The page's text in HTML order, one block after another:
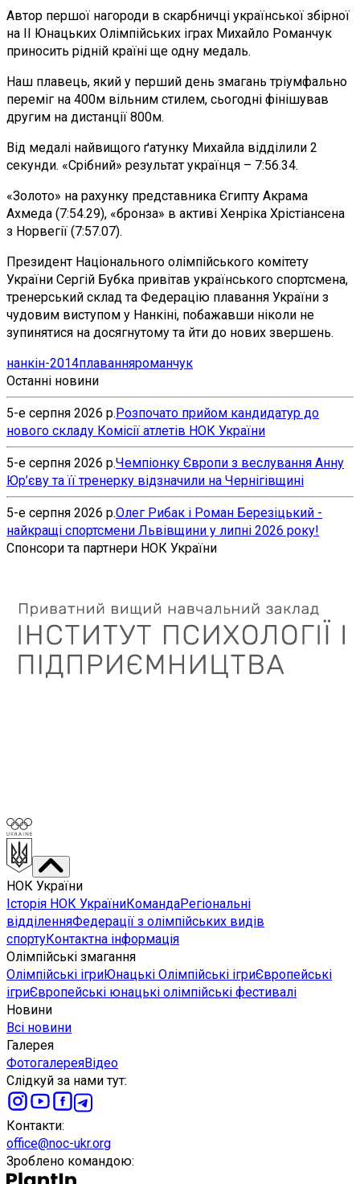
Автор першої нагороди в скарбничці української збірної
на ІІ Юнацьких Олімпійських іграх Михайло Романчук
приносить рідній країні ще одну медаль.
Наш плавець, який у перший день змагань тріумфально
переміг на 400м вільним стилем, сьогодні фінішував
другим на дистанції 800м.
Від медалі найвищого ґатунку Михайла відділили 2
секунди. «Срібний» результат українця – 7:56.34.
«Золото» на рахунку представника Єгипту Акрама
Ахмеда (7:54.29), «бронза» в активі Хенріка Хрістіансена
з Норвегії (7:57.07).
Президент Національного олімпійського комітету
України Сергій Бубка привітав українського спортсмена,
тренерський склад та Федерацію плавання України з
чудовим виступом у Нанкіні, побажавши ніколи не
зупинятися на досягнутому та йти до нових звершень.
нанкін-2014плаванняроманчук
Останні новини
5-е серпня 2026 р.Розпочато прийом кандидатур до
нового складу Комісії атлетів НОК України
5-е серпня 2026 р.Чемпіонку Європи з веслування Анну
Юр’єву та її тренерку відзначили на Чернігівщині
5-е серпня 2026 р.Олег Рибак і Роман Березіцький -
найкращі спортсмени Львівщини у липні 2026 року!
Спонсори та партнери НОК України
НОК України
Історія НОК УкраїниКомандаРегіональні
відділенняФедерації з олімпійських видів
спортуКонтактна інформація
Олімпійські змагання
Олімпійські ігриЮнацькі Олімпійські ігриЄвропейські
ігриЄвропейські юнацькі олімпійські фестивалі
Новини
Всі новини
Галерея
ФотогалереяВідео
Слідкуй за нами тут:
Контакти:
office@noc-ukr.org
Зроблено командою: